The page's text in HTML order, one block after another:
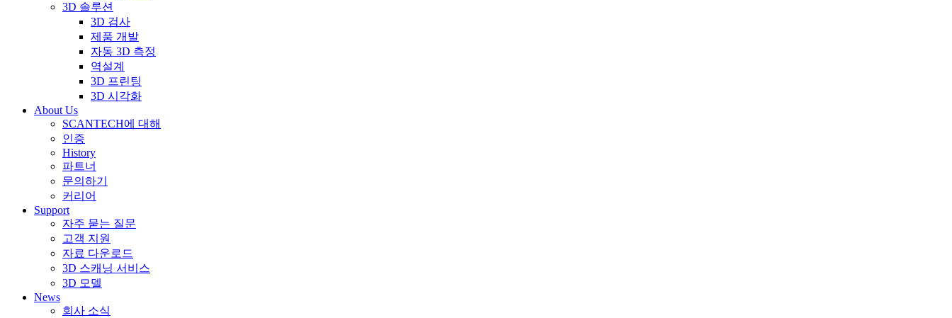
3D 솔루션
3D 검사
제품 개발
자동 3D 측정
역설계
3D 프린팅
3D 시각화
About Us
SCANTECH에 대해
인증
History
파트너
문의하기
커리어
Support
자주 묻는 질문
고객 지원
자료 다운로드
3D 스캐닝 서비스
3D 모델
News
회사 소식